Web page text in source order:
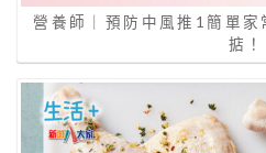
營養師｜預防中風推1簡單
掂！